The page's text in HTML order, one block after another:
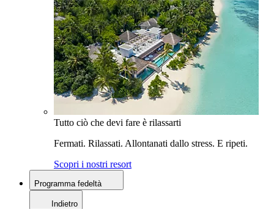
Tutto ciò che devi fare è rilassarti
Fermati. Rilassati. Allontanati dallo stress. E ripeti.
Scopri i nostri resort
Programma fedeltà
Indietro